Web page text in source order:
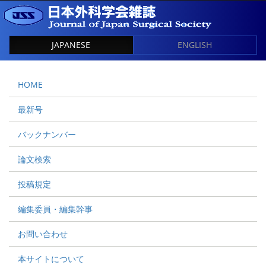
JAPANESE ENGLISH
HOME
最新号
バックナンバー
論文検索
投稿規定
編集委員・編集幹事
お問い合わせ
本サイトについて